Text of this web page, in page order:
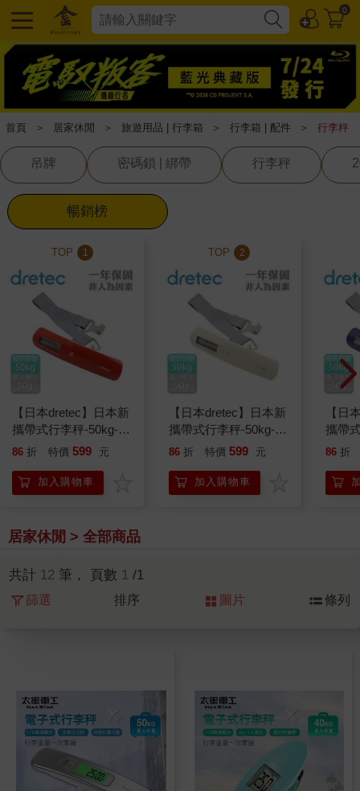
0
首頁 ＞ 居家休閒 ＞ 旅遊用品 | 行李箱 ＞ 行李箱 | 配件 ＞ 行李秤
吊牌 密碼鎖 | 綁帶 行李秤
暢銷榜
TOP 1
【日本dretec】日本新
攜帶式行李秤-50kg-橘
紅色(LS-107OR)
86 折 特價 599 元
加入購物車
TOP 2
【日本dretec】日本新
攜帶式行李秤-50kg-米
白色(LS-107BE)
86 折 特價 599 元
加入購物車
【日
攜帶
軍藍
86 折
居家休閒 > 全部商品
共計 12 筆， 頁數 1 /1
篩選 排序 圖片 條列